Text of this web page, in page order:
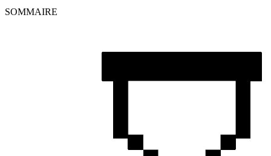
SOMMAIRE